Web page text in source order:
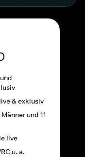
& exklusiv
und 11
live
u. a.